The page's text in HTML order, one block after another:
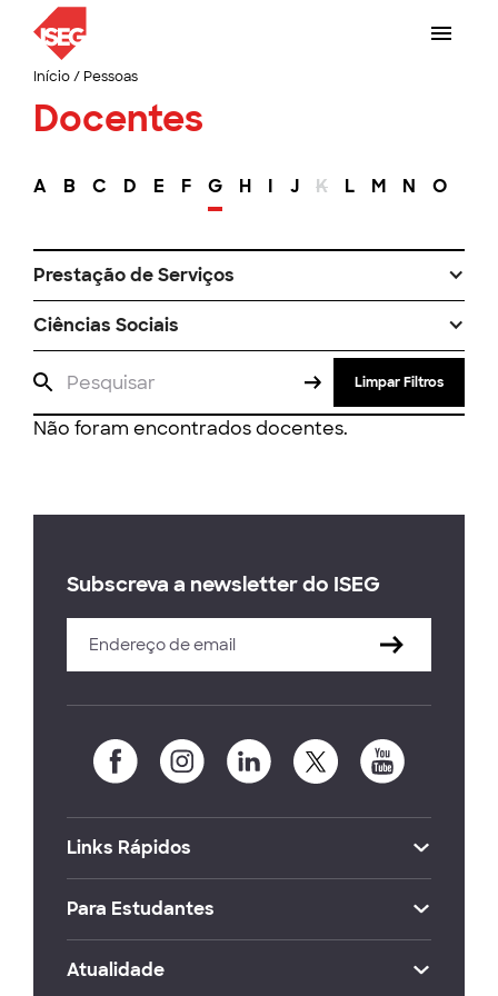
Início/ Pessoas
Docentes
A B C D E F G H I J K L M N O
Prestação de Serviços
Ciências Sociais
Limpar Filtros
Não foram encontrados docentes.
Subscreva a newsletter do ISEG
Links Rápidos
Para Estudantes
Atualidade